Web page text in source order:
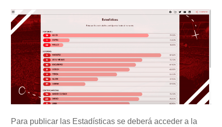
Para publicar las Estadísticas se deberá acceder a la